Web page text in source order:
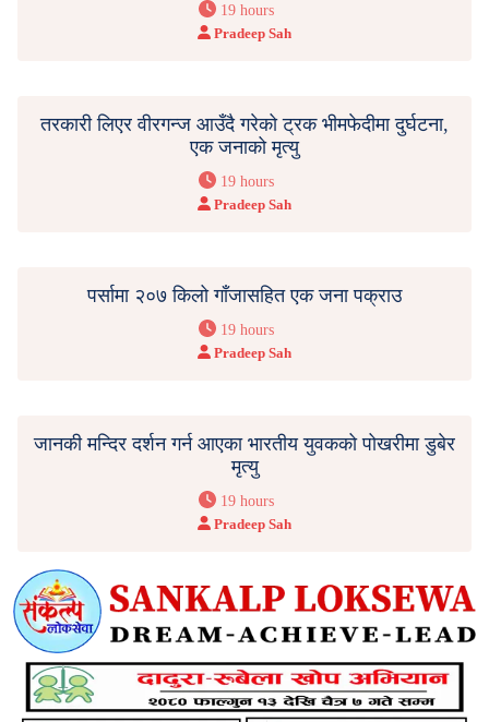
19 hours
Pradeep Sah
तरकारी लिएर वीरगन्ज आउँदै गरेको ट्रक भीमफेदीमा दुर्घटना,
एक जनाको मृत्यु
19 hours
Pradeep Sah
पर्सामा २०७ किलो गाँजासहित एक जना पक्राउ
19 hours
Pradeep Sah
जानकी मन्दिर दर्शन गर्न आएका भारतीय युवकको पोखरीमा डुबेर
मृत्यु
19 hours
Pradeep Sah